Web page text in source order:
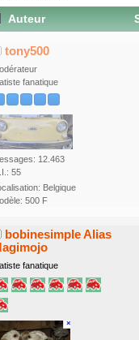
Auteur
tony500
fanatique
12.463
55
Belgique
500 F
bobinesimple Alias
fanatique